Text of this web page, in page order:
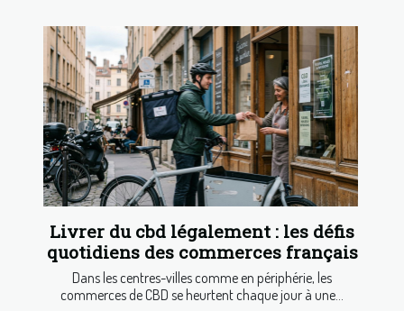
Livrer du cbd légalement : les défis
quotidiens des commerces français
Dans les centres-villes comme en périphérie, les
commerces de CBD se heurtent chaque jour à une...